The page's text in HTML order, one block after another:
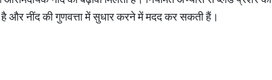
और नींद की गुणवत्ता में सुधार करने में मदद कर सकती हैं।